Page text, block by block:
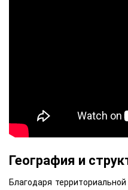
География и
Благодаря